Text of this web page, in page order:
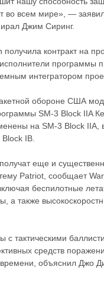
во всем мире», —
Джим Сиринг.
контракт на
программы
интегратором
обороне США
SM-3 Block IIA
на SM-3 Block IIA,
IB.
еще и
Patriot, сообщает
беспилотные
а также
тактическими
средств
времени, объяснил Джо